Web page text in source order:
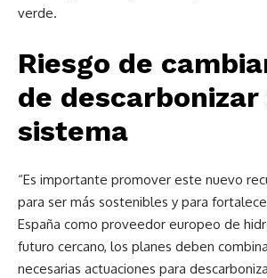
verde.
Riesgo de
de
sistema
“Es importante promover este nuevo
para ser más sostenibles y para
España como proveedor europeo de
futuro cercano, los planes deben
necesarias actuaciones para